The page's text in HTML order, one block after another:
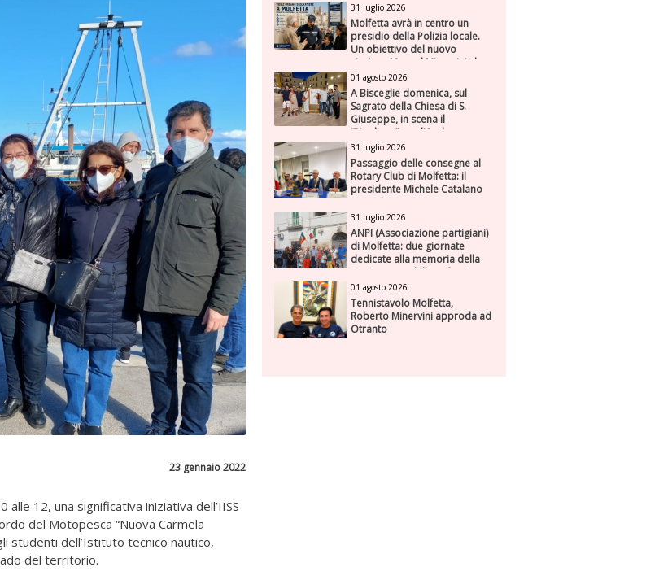
23 gennaio 2022
12, una significativa iniziativa dell’IISS
del Motopesca “Nuova Carmela
studenti dell’Istituto tecnico nautico,
del territorio.
31 luglio 2026
Molfetta avrà in centro un
presidio della Polizia locale.
Un obiettivo del nuovo
sindaco Manuel Minervini che
diviene realtà, con la speranza
di maggiore efficienza e
presenza sul territorio
01 agosto 2026
A Bisceglie domenica, sul
Sagrato della Chiesa di S.
Giuseppe, in scena il
“Rigoletto” con l’Orchestra
Sinfonica Federiciana
31 luglio 2026
Passaggio delle consegne al
Rotary Club di Molfetta: il
presidente Michele Catalano
succede a se stesso
31 luglio 2026
ANPI (Associazione partigiani)
di Molfetta: due giornate
dedicate alla memoria della
Resistenza e dell'antifascismo
01 agosto 2026
Tennistavolo Molfetta,
Roberto Minervini approda ad
Otranto